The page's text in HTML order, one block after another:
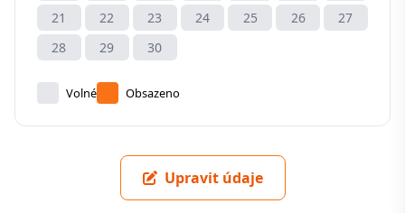
21
22 23 24 25 26
27
28
29 30
Volné Obsazeno
Upravit údaje